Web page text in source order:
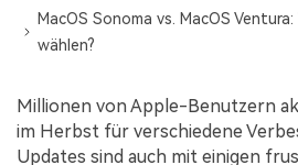
MacOS Sonoma vs. MacOS
wählen?
Millionen von Apple-Benutzern
im Herbst für verschiedene
Updates sind auch mit einigen